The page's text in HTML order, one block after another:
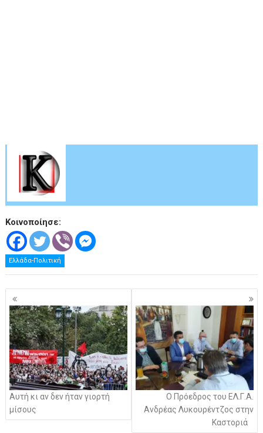
Κοινοποίησε:
Ελλάδα-Πολιτική
Πλοήγηση
άρθρων
Αυτή κι αν δεν ήταν γιορτή
μίσους
Ο Πρόεδρος του ΕΛ.Γ.Α.
Ανδρέας Λυκουρέντζος στην
Καστοριά